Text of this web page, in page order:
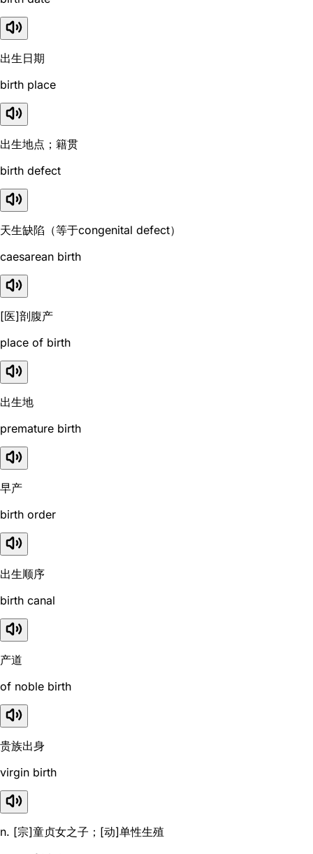
出生日期
birth place
出生地点；籍贯
birth defect
天生缺陷（等于congenital defect）
caesarean birth
[医]剖腹产
place of birth
出生地
premature birth
早产
birth order
出生顺序
birth canal
产道
of noble birth
贵族出身
virgin birth
n. [宗]童贞女之子；[动]单性生殖